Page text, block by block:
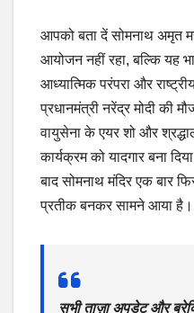
आपको बता दें सोमनाथ अमृत
आयोजन नहीं रहा, बल्कि यह
आध्यात्मिक परंपरा और
प्रधानमंत्री नरेंद्र मोदी की
वायुसेना के एयर शो और
कार्यक्रम को यादगार बना
बाद सोमनाथ मंदिर एक बार
प्रतीक बनकर सामने आया है।
सभी ताज़ा अपडेट और